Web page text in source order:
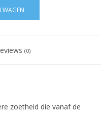
(0)
zoetheid die vanaf de